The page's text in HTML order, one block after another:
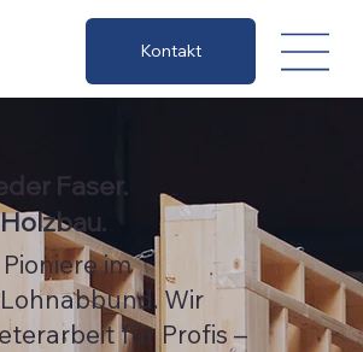
Kontakt
Faser.
im
Wir
für Profis –